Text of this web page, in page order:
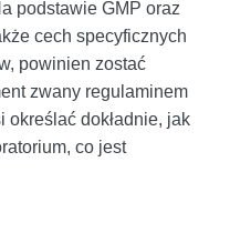
podstawie GMP oraz
cech specyficznych
powinien zostać
zwany regulaminem
określać dokładnie, jak
co jest